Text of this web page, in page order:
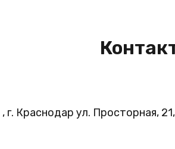
Краснодар ул. Просторная,